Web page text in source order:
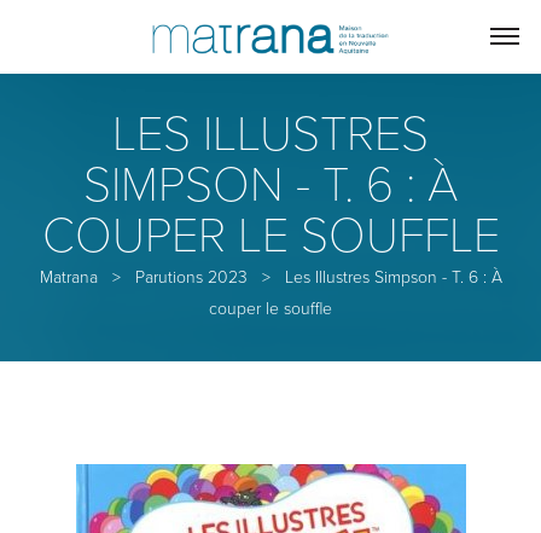
LES ILLUSTRES
SIMPSON - T. 6 : À
COUPER LE SOUFFLE
Matrana> Parutions 2023 >
Les Illustres Simpson - T. 6 : À
couper le souffle